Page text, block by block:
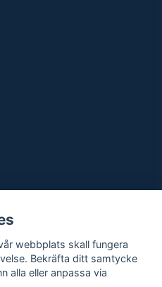
webbplats skall fungera
Bekräfta ditt samtycke
alla eller anpassa via